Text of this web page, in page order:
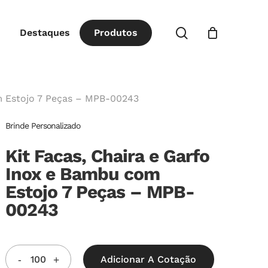
Destaques Produtos procurar
7 Peças – MPB-00243
Brinde Personalizado
Kit Facas, Chaira e Garfo
Inox e Bambu com
Estojo 7 Peças – MPB-
00243
Adicionar A Cotação